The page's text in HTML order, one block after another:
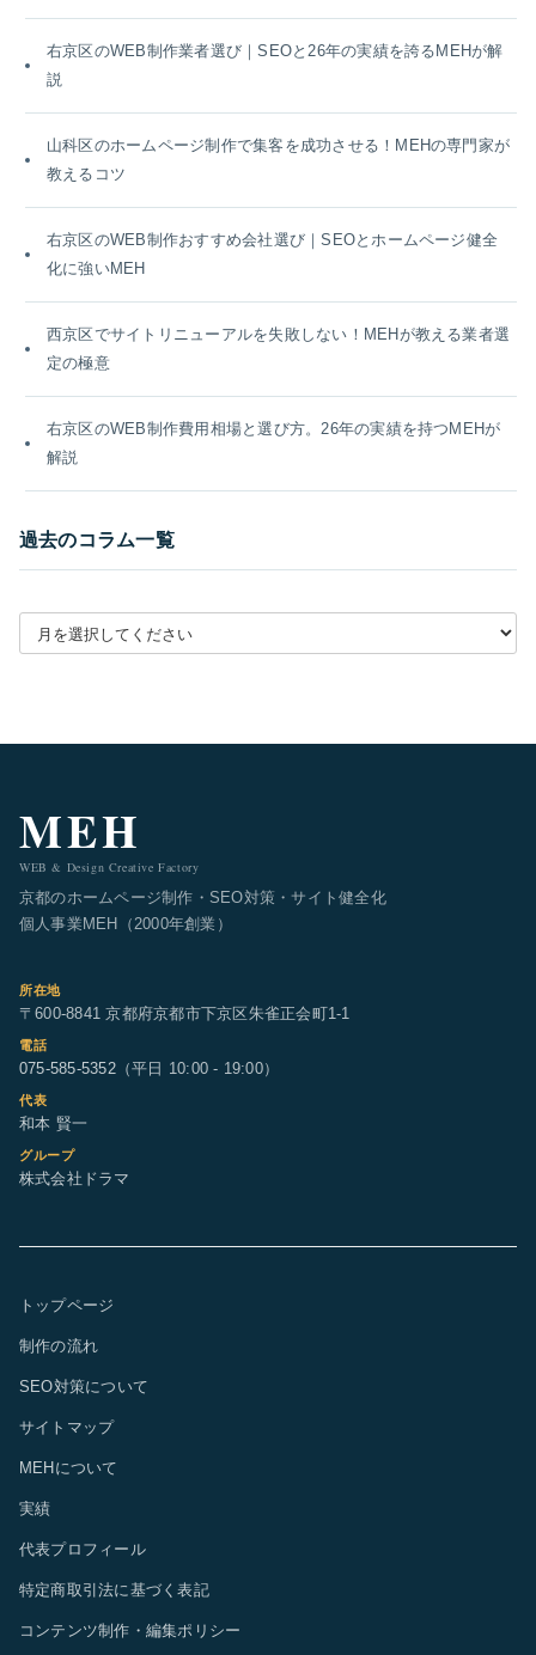
右京区のWEB制作業者選び｜SEOと26年の実績を誇るMEHが解
説
山科区のホームページ制作で集客を成功させる！MEHの専門家が
教えるコツ
右京区のWEB制作おすすめ会社選び｜SEOとホームページ健全
化に強いMEH
西京区でサイトリニューアルを失敗しない！MEHが教える業者選
定の極意
右京区のWEB制作費用相場と選び方。26年の実績を持つMEHが
解説
過去のコラム一覧
月別アーカイブを選択
MEH
WEB & Design Creative Factory
京都のホームページ制作・SEO対策・サイト健全化
個人事業MEH（2000年創業）
所在地
〒600-8841 京都府京都市下京区朱雀正会町1-1
電話
075-585-5352（平日 10:00 - 19:00）
代表
和本 賢一
グループ
株式会社ドラマ
トップページ
制作の流れ
SEO対策について
サイトマップ
MEHについて
実績
代表プロフィール
特定商取引法に基づく表記
コンテンツ制作・編集ポリシー